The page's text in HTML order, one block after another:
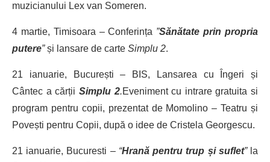
muzicianului Lex van Someren.
4 martie, Timisoara – Conferința ”Sănătate prin propria
putere”și lansare de carte Simplu 2.
21 ianuarie, București – BIS, Lansarea cu Îngeri și
Cântec a cărții Simplu 2.Eveniment cu intrare gratuita si
program pentru copii, prezentat de Momolino – Teatru și
Povești pentru Copii, după o idee de Cristela Georgescu.
21 ianuarie, Bucuresti – “Hrană pentru trup și suflet” la